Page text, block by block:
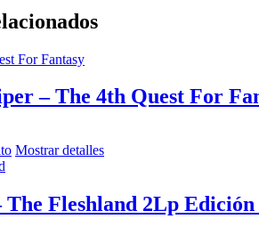
– The 4th Quest For
Mostrar detalles
The Fleshland 2Lp Edición